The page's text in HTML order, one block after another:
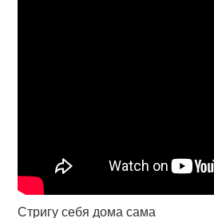
Стригу себя дома сама